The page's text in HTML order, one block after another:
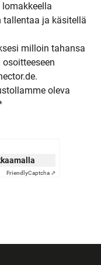
lomakkeella
ja käsitellä
milloin tahansa
oleva
FriendlyCaptcha ⇗